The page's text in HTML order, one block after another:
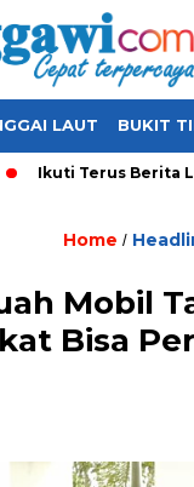
LAUT BUKIT
Ikuti Terus Berita
Home /
Mobil
Bisa